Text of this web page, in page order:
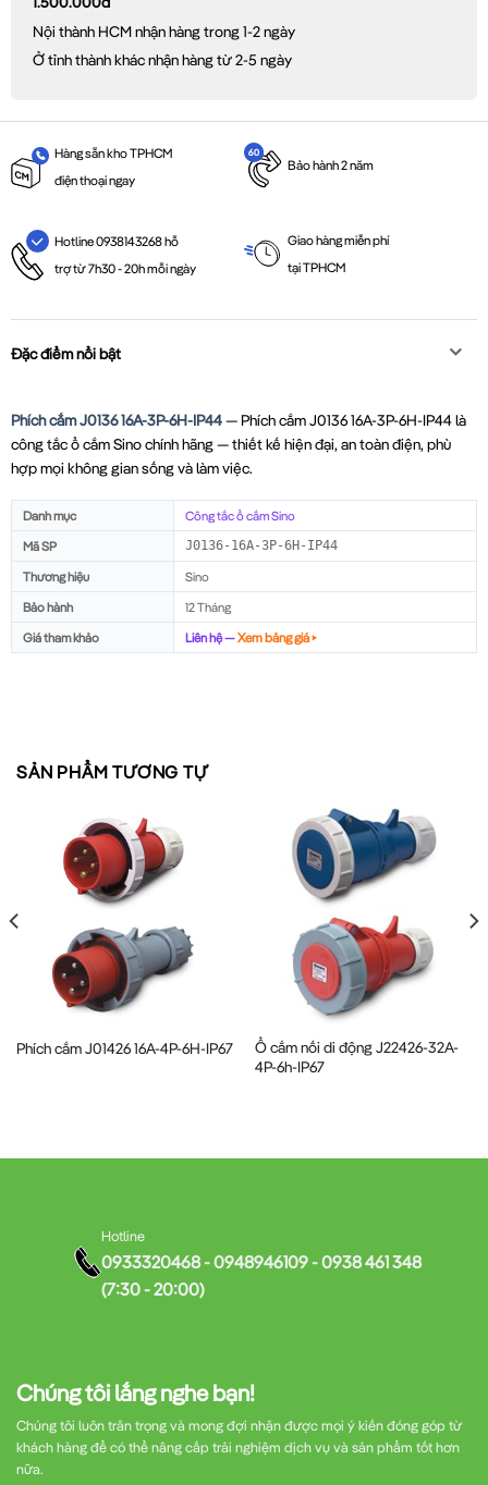
Nội thành HCM nhận hàng trong 1-2 ngày
Ở tỉnh thành khác nhận hàng từ 2-5 ngày
Hàng sẵn kho TPHCM
điện thoại ngay
Bảo hành 2 năm
Hotline 0938143268 hỗ
trợ từ 7h30 - 20h mỗi ngày
Giao hàng miễn phí
tại TPHCM
Đặc điểm nổi bật
Phích cắm J0136 16A-3P-6H-IP44— Phích cắm J0136 16A-3P-6H-IP44 là
công tắc ổ cắm Sino chính hãng — thiết kế hiện đại, an toàn điện, phù
hợp mọi không gian sống và làm việc.
Danh mục
Công tắc ổ cắm Sino
Mã SP
J0136-16A-3P-6H-IP44
Thương hiệu
Sino
Bảo hành
12 Tháng
Giá tham khảo
Liên hệ —Xem bảng giá ▸
SẢN PHẨM TƯƠNG TỰ
Phích cắm J01426 16A-4P-6H-IP67
Ổ cắm nối di động J22426-32A-
4P-6h-IP67
Chúng tôi lắng nghe bạn!
Chúng tôi luôn trân trọng và mong đợi nhận được mọi ý kiến đóng góp từ
khách hàng để có thể nâng cấp trải nghiệm dịch vụ và sản phẩm tốt hơn
nữa.
Hotline
0933320468 - 0948946109 - 0938 461 348
(7:30 - 20:00)